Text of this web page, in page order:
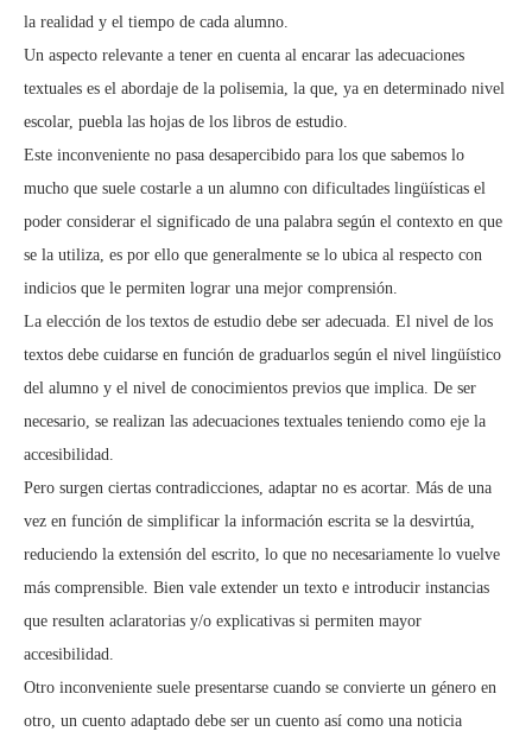
la realidad y el tiempo de cada alumno.
Un aspecto relevante a tener en cuenta al encarar las adecuaciones
textuales es el abordaje de la polisemia, la que, ya en determinado nivel
escolar, puebla las hojas de los libros de estudio.
Este inconveniente no pasa desapercibido para los que sabemos lo
mucho que suele costarle a un alumno con dificultades lingüísticas el
poder considerar el significado de una palabra según el contexto en que
se la utiliza, es por ello que generalmente se lo ubica al respecto con
indicios que le permiten lograr una mejor comprensión.
La elección de los textos de estudio debe ser adecuada. El nivel de los
textos debe cuidarse en función de graduarlos según el nivel lingüístico
del alumno y el nivel de conocimientos previos que implica. De ser
necesario, se realizan las adecuaciones textuales teniendo como eje la
accesibilidad.
Pero surgen ciertas contradicciones, adaptar no es acortar. Más de una
vez en función de simplificar la información escrita se la desvirtúa,
reduciendo la extensión del escrito, lo que no necesariamente lo vuelve
más comprensible. Bien vale extender un texto e introducir instancias
que resulten aclaratorias y/o explicativas si permiten mayor
accesibilidad.
Otro inconveniente suele presentarse cuando se convierte un género en
otro, un cuento adaptado debe ser un cuento así como una noticia